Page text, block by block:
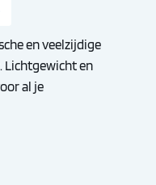
en veelzijdige
Lichtgewicht en
al je